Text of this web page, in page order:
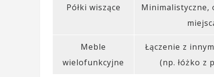
Półki wiszące
Minimalistyczne,
Meble
wielofunkcyjne
Łączenie z
(np. łóżko z